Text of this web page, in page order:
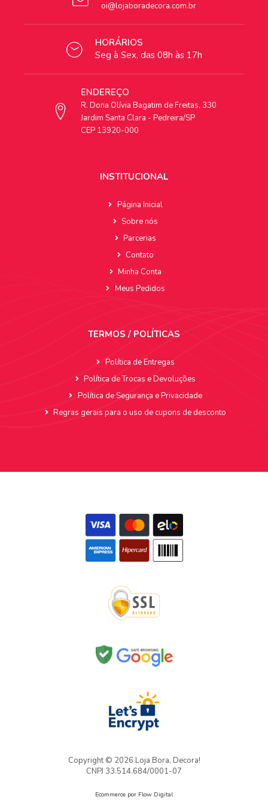
oi@lojaboradecora.com.br
HORÁRIOS
Seg à Sex, das 08h às 17h
ENDEREÇO
R. Dona Olívia Bagatim de Freitas, 330
Jardim Santa Clara - Pedreira/SP
CEP 13920-000
INSTITUCIONAL
Página Inicial
Sobre nós
Parcerias
Contato
Minha Conta
Meus Pedidos
TERMOS / POLÍTICAS
Política de Entregas
Política de Trocas e Devoluções
Política de Segurança e Privacidade
Regras gerais para o uso de cupons de desconto
Copyright © 2026 Loja Bora, Decora!
CNPJ 33.514.684/0001-07
Ecommerce por Flow Digital